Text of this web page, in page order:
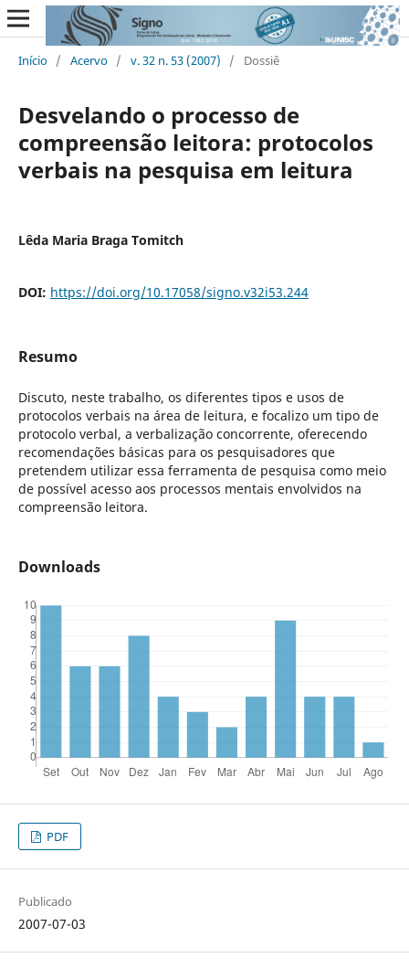
Início / Acervo / v. 32 n. 53 (2007) / Dossiê
Desvelando o processo de
compreensão leitora: protocolos
verbais na pesquisa em leitura
Lêda Maria Braga Tomitch
DOI: https://doi.org/10.17058/signo.v32i53.244
Resumo
Discuto, neste trabalho, os diferentes tipos e usos de
protocolos verbais na área de leitura, e focalizo um tipo de
protocolo verbal, a verbalização concorrente, oferecendo
recomendações básicas para os pesquisadores que
pretendem utilizar essa ferramenta de pesquisa como meio
de possível acesso aos processos mentais envolvidos na
compreensão leitora.
Downloads
PDF
Publicado
2007-07-03